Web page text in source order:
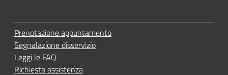
Prenotazione appuntamento
Segnalazione disservizio
Leggi le FAQ
Richiesta assistenza